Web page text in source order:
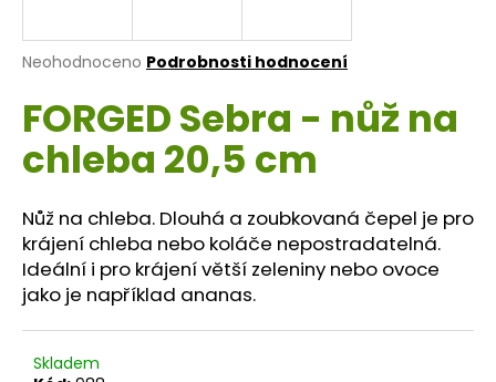
Průměrné
produktu
je
z
hvězdiček.
Neohodnoceno Podrobnosti hodnocení
FORGED Sebra - nůž na
chleba 20,5 cm
Nůž na chleba. Dlouhá a zoubkovaná čepel je pro
krájení chleba nebo koláče nepostradatelná.
Ideální i pro krájení větší zeleniny nebo ovoce
jako je například ananas.
Skladem
j
t
?
HLEDAT
D